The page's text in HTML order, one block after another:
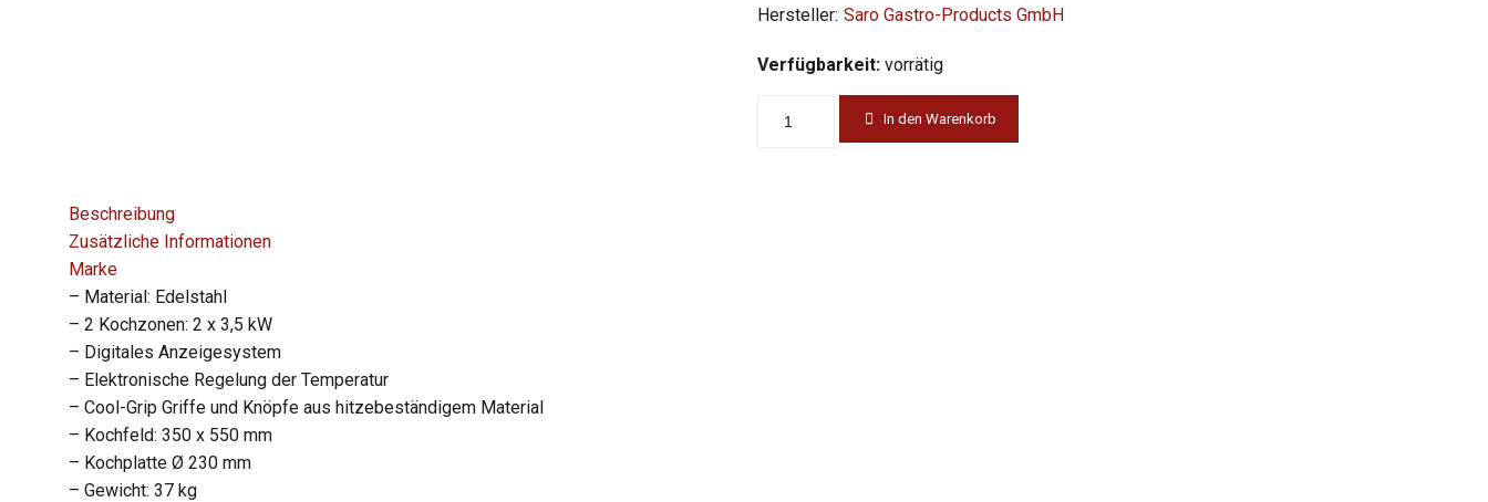
Saro Gastro-Products GmbH
Verfügbarkeit: vorrätig
In den Warenkorb
Beschreibung
Zusätzliche Informationen
Marke
– Material: Edelstahl
– 2 Kochzonen: 2 x 3,5 kW
– Digitales Anzeigesystem
– Elektronische Regelung der Temperatur
– Cool-Grip Griffe und Knöpfe aus hitzebeständigem Material
– Kochfeld: 350 x 550 mm
– Kochplatte Ø 230 mm
– Gewicht: 37 kg